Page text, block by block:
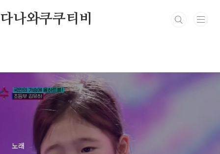
다나와쿠쿠티비
노래